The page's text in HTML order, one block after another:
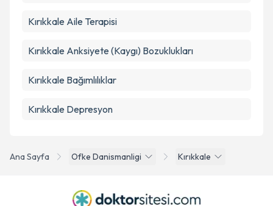
Ana Sayfa Ofke Danismanligi Kırıkkale
Kırıkkale Aile Terapisi
Kırıkkale Anksiyete (Kaygı) Bozuklukları
Kırıkkale Bağımlılıklar
Kırıkkale Depresyon